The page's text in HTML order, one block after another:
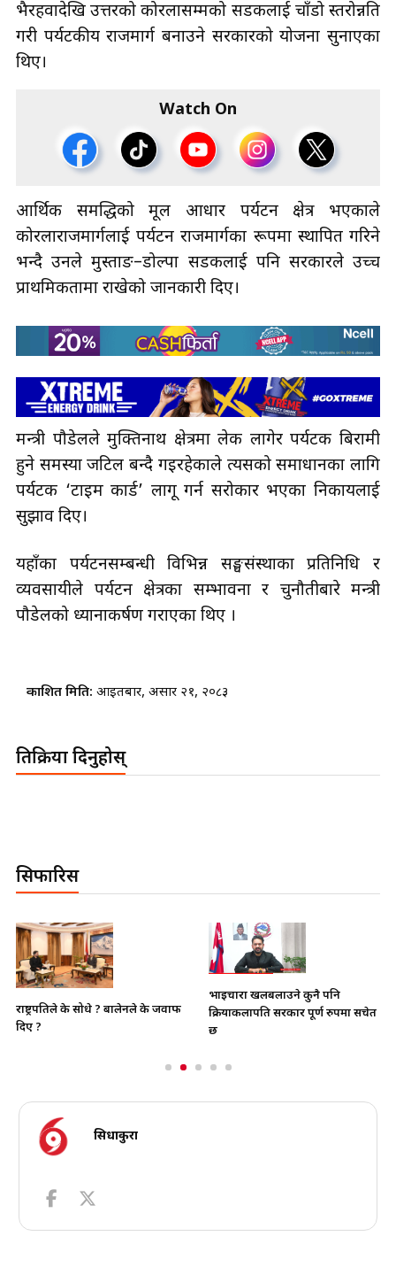
भैरहवादेखि उत्तरको कोरलासम्मको सडकलाई चाँडो स्तरोन्नति
गरी पर्यटकीय राजमार्ग बनाउने सरकारको योजना सुनाएका
थिए।
Watch On
आर्थिक समद्धिको मूल आधार पर्यटन क्षेत्र भएकाले
कोरलाराजमार्गलाई पर्यटन राजमार्गका रूपमा स्थापित गरिने
भन्दै उनले मुस्ताङ–डोल्पा सडकलाई पनि सरकारले उच्च
प्राथमिकतामा राखेको जानकारी दिए।
मन्त्री पौडेलले मुक्तिनाथ क्षेत्रमा लेक लागेर पर्यटक बिरामी
हुने समस्या जटिल बन्दै गइरहेकाले त्यसको समाधानका लागि
पर्यटक ‘टाइम कार्ड’ लागू गर्न सरोकार भएका निकायलाई
सुझाव दिए।
यहाँका पर्यटनसम्बन्धी विभिन्न सङ्घसंस्थाका प्रतिनिधि र
व्यवसायीले पर्यटन क्षेत्रका सम्भावना र चुनौतीबारे मन्त्री
पौडेलको ध्यानाकर्षण गराएका थिए ।
प्रकाशित मिति: आइतबार, असार २१, २०८३
प्रतिक्रिया दिनुहोस्
सिफारिस
राष्ट्रपतिले के सोधे ? बालेनले के जवाफ
दिए ?
भाइचारा खलबलाउने कुनै पनि
क्रियाकलापप्रति सरकार पूर्ण रुपमा सचेत
छ
सिधाकुरा